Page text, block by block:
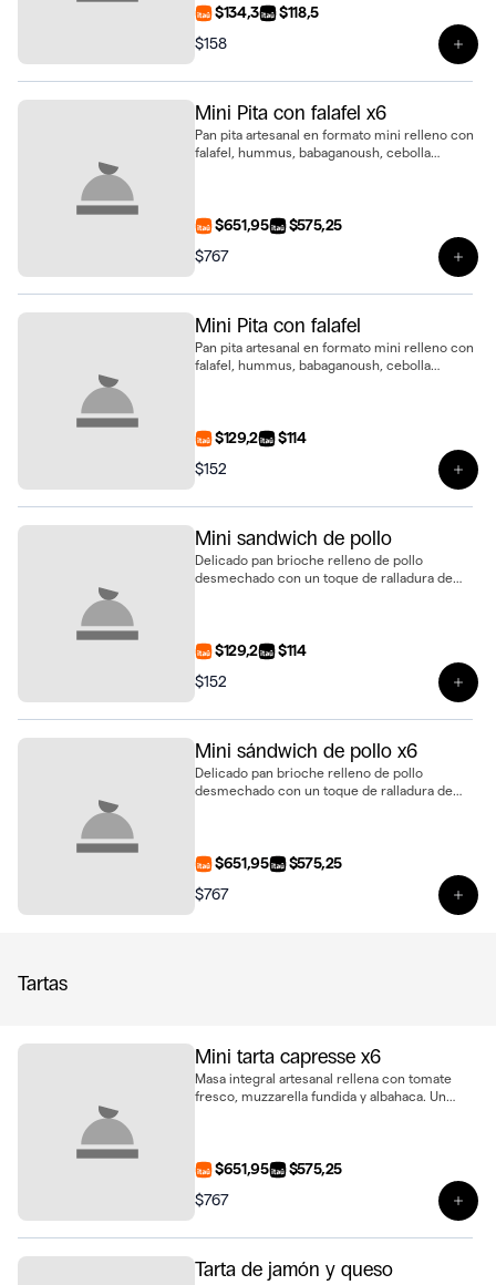
$134,3
$118,5
$158
Mini Pita con falafel x6
Pan pita artesanal en formato mini relleno con
falafel, hummus, babaganoush, cebolla
$651,95
$575,25
$767
Mini Pita con falafel
Pan pita artesanal en formato mini relleno con
falafel, hummus, babaganoush, cebolla
$129,2
$114
$152
Mini sandwich de pollo
Delicado pan brioche relleno de pollo
desmechado con un toque de ralladura de
$129,2
$114
$152
Mini sándwich de pollo x6
Delicado pan brioche relleno de pollo
desmechado con un toque de ralladura de
de 6 unidades
$651,95
$575,25
$767
Tartas
Mini tarta capresse x6
Masa integral artesanal rellena con tomate
fresco, muzzarella fundida y albahaca. Un
$651,95
$575,25
$767
Tarta de jamón y queso